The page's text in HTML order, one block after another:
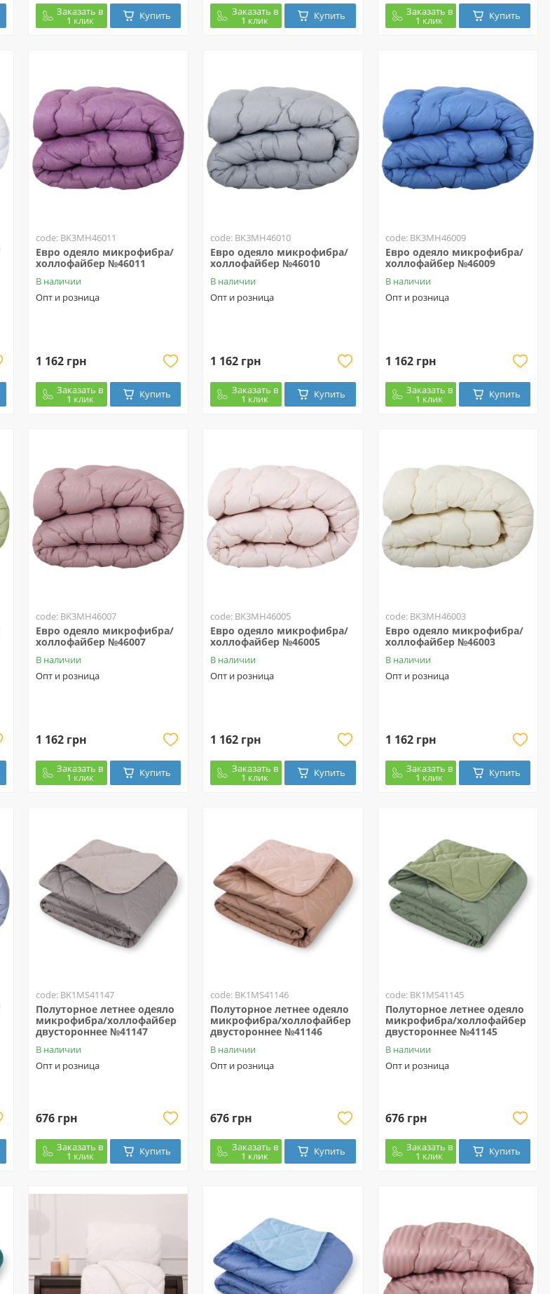
Заказать в
1 клик Купить Заказать в
1 клик Купить Заказать в
1 клик Купить
code: BK3MH46011
Евро одеяло микрофибра/
холлофайбер №46011
В наличии
Опт и розница
1 162 грн
Заказать в
1 клик Купить
code: BK3MH46010
Евро одеяло микрофибра/
холлофайбер №46010
В наличии
Опт и розница
1 162 грн
Заказать в
1 клик Купить
code: BK3MH46009
Евро одеяло микрофибра/
холлофайбер №46009
В наличии
Опт и розница
1 162 грн
Заказать в
1 клик Купить
code: BK3MH46007
Евро одеяло микрофибра/
холлофайбер №46007
В наличии
Опт и розница
1 162 грн
Заказать в
1 клик Купить
code: BK3MH46005
Евро одеяло микрофибра/
холлофайбер №46005
В наличии
Опт и розница
1 162 грн
Заказать в
1 клик Купить
code: BK3MH46003
Евро одеяло микрофибра/
холлофайбер №46003
В наличии
Опт и розница
1 162 грн
Заказать в
1 клик Купить
code: BK1MS41147
Полуторное летнее одеяло
микрофибра/холлофайбер
двустороннее №41147
В наличии
Опт и розница
676 грн
Заказать в
1 клик Купить
code: BK1MS41146
Полуторное летнее одеяло
микрофибра/холлофайбер
двустороннее №41146
В наличии
Опт и розница
676 грн
Заказать в
1 клик Купить
code: BK1MS41145
Полуторное летнее одеяло
микрофибра/холлофайбер
двустороннее №41145
В наличии
Опт и розница
676 грн
Заказать в
1 клик Купить